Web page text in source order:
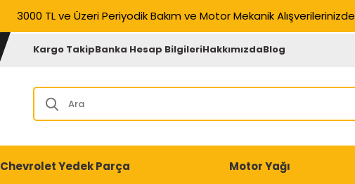
3000 TL ve Üzeri Periyodik Bakım ve Motor Mekanik Alışverilerinizde
Kargo TakipBanka Hesap BilgileriHakkımızdaBlog
Chevrolet Yedek Parça Motor Yağı